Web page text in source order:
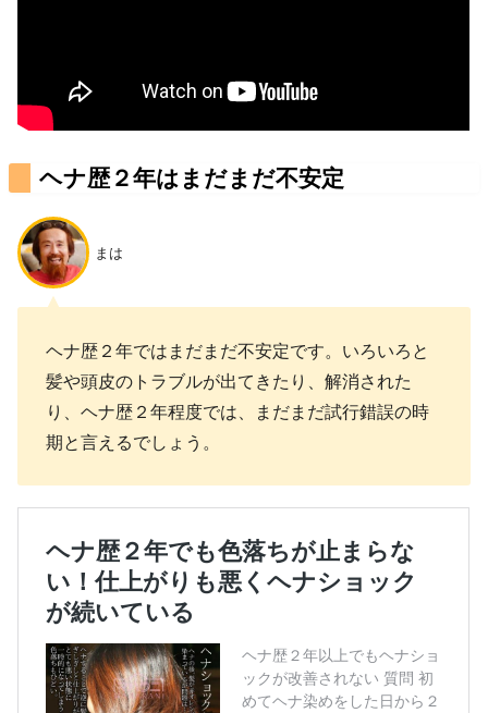
ヘナ歴２年はまだまだ不安定
まは
ヘナ歴２年ではまだまだ不安定です。いろいろと
髪や頭皮のトラブルが出てきたり、解消された
り、ヘナ歴２年程度では、まだまだ試行錯誤の時
期と言えるでしょう。